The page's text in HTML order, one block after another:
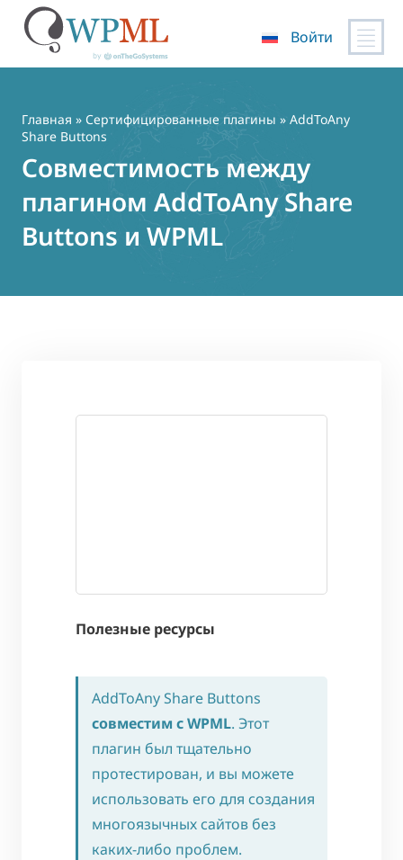
содержимому
Войти
Главная » Сертифицированные плагины » AddToAny
Share Buttons
Совместимость между
плагином AddToAny Share
Buttons и WPML
Полезные ресурсы
AddToAny Share Buttons
совместим с WPML. Этот
плагин был тщательно
протестирован, и вы можете
использовать его для создания
многоязычных сайтов без
каких-либо проблем.